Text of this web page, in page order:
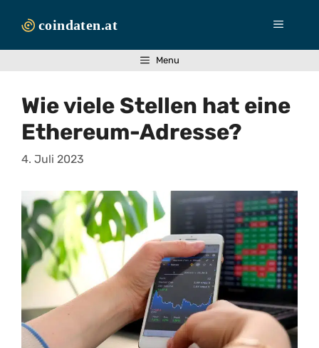
Inhalt
Menü
Menu
Wie viele Stellen hat eine
Ethereum-Adresse?
4. Juli 2023